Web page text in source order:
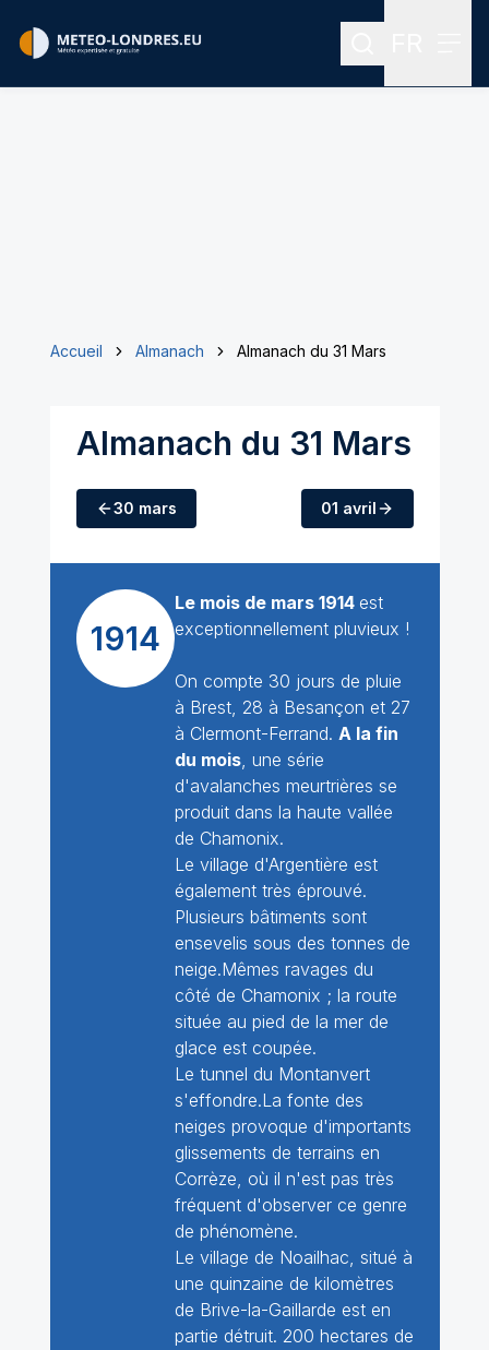
Rechercher
Accueil Almanach Almanach du 31 Mars
Almanach du 31 Mars
30 mars 01 avril
1914
Le mois de mars 1914 est
exceptionnellement pluvieux !
On compte 30 jours de pluie
à Brest, 28 à Besançon et 27
à Clermont-Ferrand. A la fin
du mois, une série
d'avalanches meurtrières se
produit dans la haute vallée
de Chamonix.
Le village d'Argentière est
également très éprouvé.
Plusieurs bâtiments sont
ensevelis sous des tonnes de
neige.Mêmes ravages du
côté de Chamonix ; la route
située au pied de la mer de
glace est coupée.
Le tunnel du Montanvert
s'effondre.La fonte des
neiges provoque d'importants
glissements de terrains en
Corrèze, où il n'est pas très
fréquent d'observer ce genre
de phénomène.
Le village de Noailhac, situé à
une quinzaine de kilomètres
de Brive-la-Gaillarde est en
partie détruit. 200 hectares de